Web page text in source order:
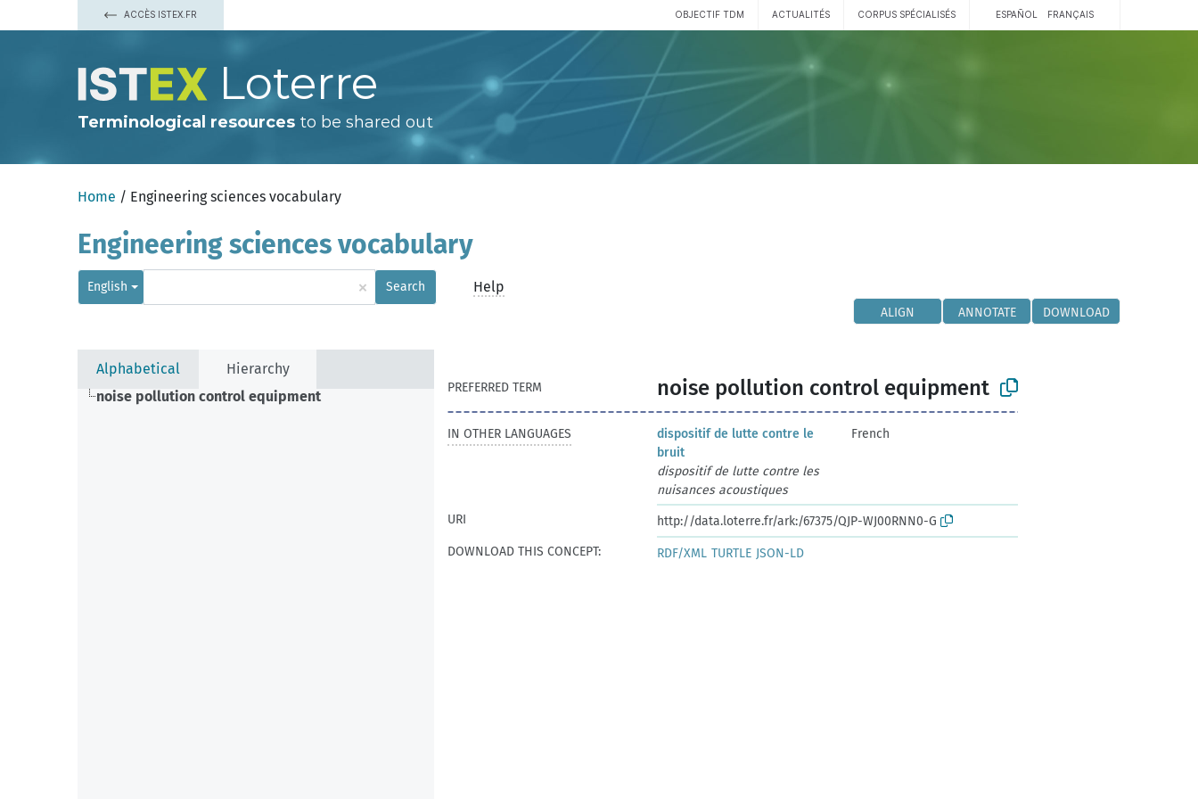
ACCÈS ISTEX.FR OBJECTIF TDM ACTUALITÉS CORPUS SPÉCIALISÉS ESPAÑOL FRANÇAIS
Loterre
Terminological resources to be shared out
Home / Engineering sciences vocabulary
Engineering sciences vocabulary
English × Search Help
ALIGN ANNOTATE DOWNLOAD
Alphabetical
Hierarchy
noise pollution control equipment
PREFERRED TERM noise pollution control equipment
IN OTHER LANGUAGES
dispositif de lutte contre le
bruit
French
dispositif de lutte contre les
nuisances acoustiques
URI
http://data.loterre.fr/ark:/67375/QJP-WJ00RNN0-G
DOWNLOAD THIS CONCEPT:
RDF/XML TURTLE JSON-LD